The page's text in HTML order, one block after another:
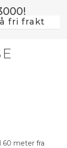
fri frakt
60 meter fra